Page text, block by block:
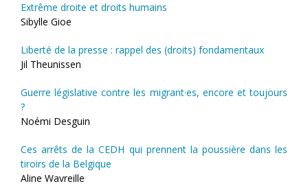
Extrême droite et droits humains
Sibylle Gioe
Liberté de la presse : rappel des (droits) fondamentaux
Jil Theunissen
Guerre législative contre les migrant·es, encore et toujours
?
Noémi Desguin
Ces arrêts de la CEDH qui prennent la poussière dans les
tiroirs de la Belgique
Aline Wavreille